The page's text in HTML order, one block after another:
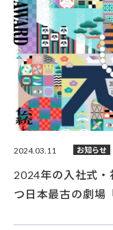
2024.03.11 お知らせ
2024年の入社式
つ日本最古の劇場